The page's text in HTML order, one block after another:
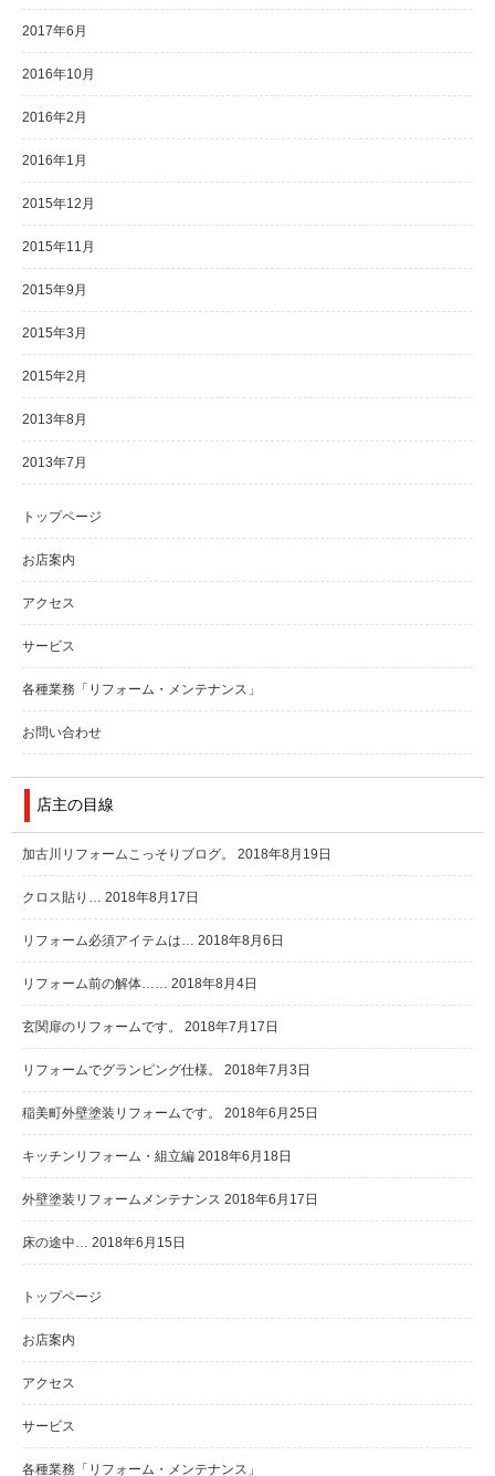
2017年6月
2016年10月
2016年2月
2016年1月
2015年12月
2015年11月
2015年9月
2015年3月
2015年2月
2013年8月
2013年7月
トップページ
お店案内
アクセス
サービス
各種業務「リフォーム・メンテナンス」
お問い合わせ
店主の目線
加古川リフォームこっそりブログ。 2018年8月19日
クロス貼り… 2018年8月17日
リフォーム必須アイテムは… 2018年8月6日
リフォーム前の解体…… 2018年8月4日
玄関扉のリフォームです。 2018年7月17日
リフォームでグランピング仕様。 2018年7月3日
稲美町外壁塗装リフォームです。 2018年6月25日
キッチンリフォーム・組立編 2018年6月18日
外壁塗装リフォームメンテナンス 2018年6月17日
床の途中… 2018年6月15日
トップページ
お店案内
アクセス
サービス
各種業務「リフォーム・メンテナンス」